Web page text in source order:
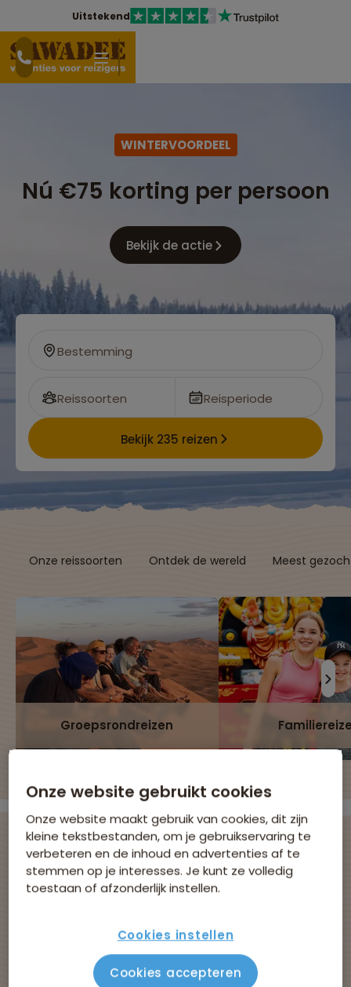
Uitstekend
WINTERVOORDEEL
Nú €75 korting per persoon
Bekijk de actie
Bestemming
Reissoorten Reisperiode
Bekijk 235 reizen
Onze reissoorten Ontdek de wereld Meest
Groepsrondreizen
Avontuurlijke
groepsreizen met
Sawadee
Onze website gebruikt cookies
Onze website maakt gebruik van cookies, dit zijn
kleine tekstbestanden, om je gebruikservaring te
verbeteren en de inhoud en advertenties af te
stemmen op je interesses. Je kunt ze volledig
toestaan of afzonderlijk instellen.
Cookies instellen
Cookies accepteren